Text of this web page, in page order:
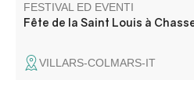
FESTIVAL ED EVENTI
Fête de la Saint Louis à
VILLARS-COLMARS-IT